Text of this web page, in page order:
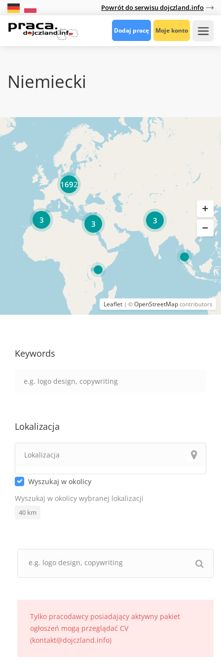
Powrót do serwisu dojczland.info
Dodaj pracę Moje konto
Niemiecki
3
3
3
1692
Leaflet | © OpenStreetMap contributors
Keywords
Lokalizacja
Wyszukaj w okolicy
Wyszukaj w okolicy wybranej lokalizacji
40 km
Tylko pracodawcy posiadający aktywny pakiet
ogłoszeń mogą przeglądać CV
(kontakt@dojczland.info)